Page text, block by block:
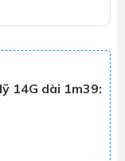
14G dài 1m39: